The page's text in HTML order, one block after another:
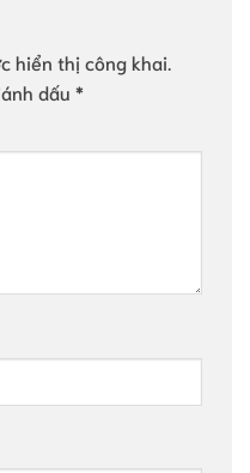
hiển thị công khai.
dấu *